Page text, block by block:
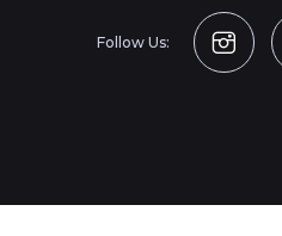
Follow Us: